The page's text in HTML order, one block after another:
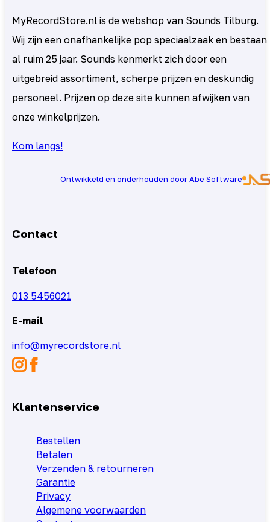
MyRecordStore.nl is de webshop van Sounds Tilburg.
Wij zijn een onafhankelijke pop speciaalzaak en bestaan
al ruim 25 jaar. Sounds kenmerkt zich door een
uitgebreid assortiment, scherpe prijzen en deskundig
personeel. Prijzen op deze site kunnen afwijken van
onze winkelprijzen.
Kom langs!
Ontwikkeld en onderhouden door Abe Software
Contact
Telefoon
013 5456021
E-mail
info@myrecordstore.nl
Klantenservice
Bestellen
Betalen
Verzenden & retourneren
Garantie
Privacy
Algemene voorwaarden